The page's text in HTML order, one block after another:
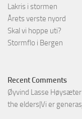
Lakris i stormen
Årets verste nyord
Skal vi hoppe uti?
Stormflo i Bergen
Recent Comments
Øyvind Lasse Høysæter
the elders|Vi er